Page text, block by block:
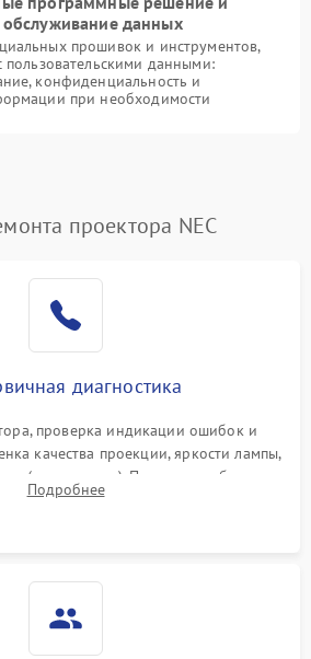
обслуживание данных
прошивок и инструментов,
пользовательскими данными:
конфиденциальность и
при необходимости
проектора NEC
диагностика
проверка индикации ошибок и
качества проекции, яркости лампы,
(точки, пятна). Проверка работы
по уровню шума вентиляторов.
Подробнее